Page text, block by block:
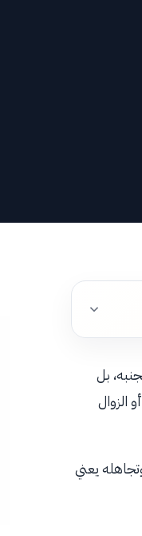
بل
الزوال
يعني